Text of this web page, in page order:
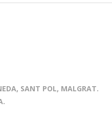
SANT POL, MALGRAT.